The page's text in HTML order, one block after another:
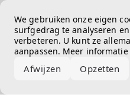
We gebruiken onze eigen
surfgedrag te analyseren
verbeteren. U kunt ze
aanpassen. Meer
Afwijzen Opzetten
Error